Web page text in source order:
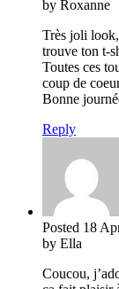
by Roxanne
Très joli look,
trouve ton t-
Toutes ces
coup de
Bonne
Reply
Posted 18
by Ella
Coucou,